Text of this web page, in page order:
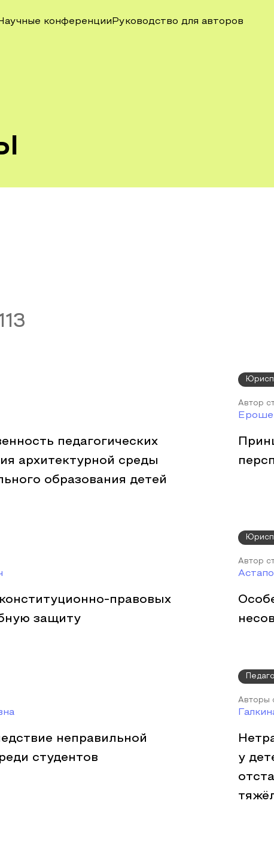
конференции Руководство для авторов
педагогических
архитектурной среды
образования детей
Автор
правовых
защиту
Автор
неправильной
студентов
Авторы
у